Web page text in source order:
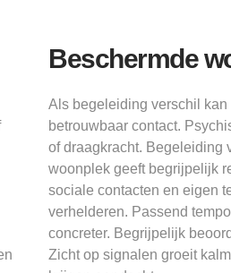
Beschermde
Als begeleiding verschil
betrouwbaar contact.
of draagkracht. Begeleiding
woonplek geeft begrijpelijk
sociale contacten en eigen
verhelderen. Passend
concreter. Begrijpelijk
Zicht op signalen groeit